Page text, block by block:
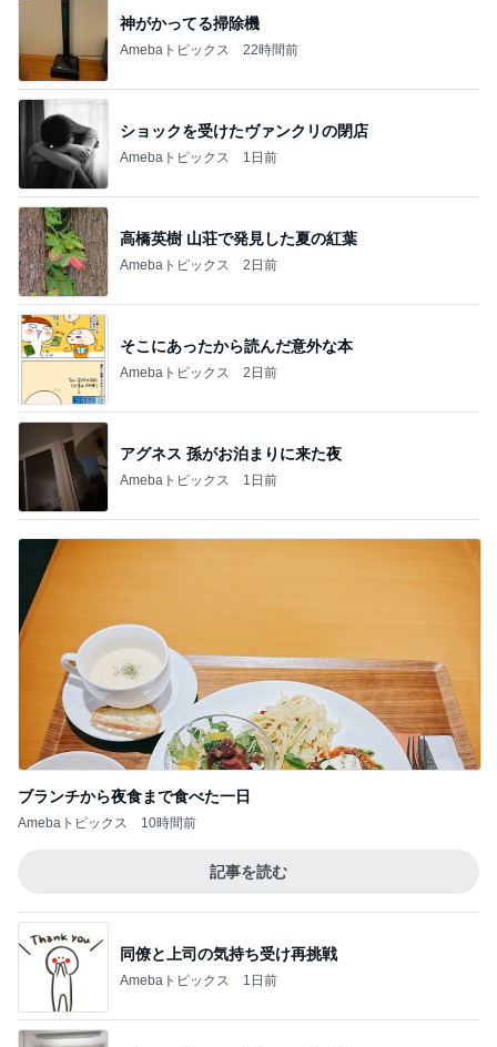
神がかってる掃除機
Amebaトピックス 22時間前
ショックを受けたヴァンクリの閉店
Amebaトピックス 1日前
高橋英樹 山荘で発見した夏の紅葉
Amebaトピックス 2日前
そこにあったから読んだ意外な本
Amebaトピックス 2日前
アグネス 孫がお泊まりに来た夜
Amebaトピックス 1日前
ブランチから夜食まで食べた一日
Amebaトピックス 10時間前
記事を読む
同僚と上司の気持ち受け再挑戦
Amebaトピックス 1日前